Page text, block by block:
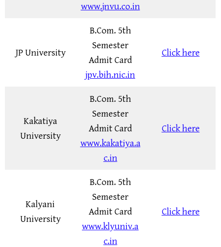
www.jnvu.co.in
JP University
B.Com. 5th
Semester
Admit Card
jpv.bih.nic.in
Click here
Kakatiya
University
B.Com. 5th
Semester
Admit Card
www.kakatiya.a
c.in
Click here
Kalyani
University
B.Com. 5th
Semester
Admit Card
www.klyuniv.a
c.in
Click here